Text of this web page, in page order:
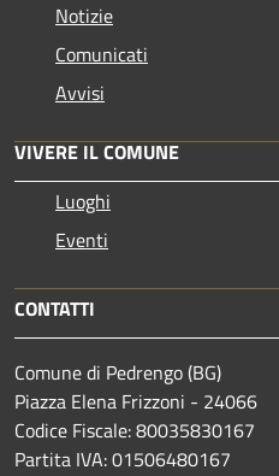
Notizie
Comunicati
Avvisi
VIVERE IL COMUNE
Luoghi
Eventi
CONTATTI
Comune di Pedrengo (BG)
Piazza Elena Frizzoni - 24066
Codice Fiscale: 80035830167
Partita IVA: 01506480167